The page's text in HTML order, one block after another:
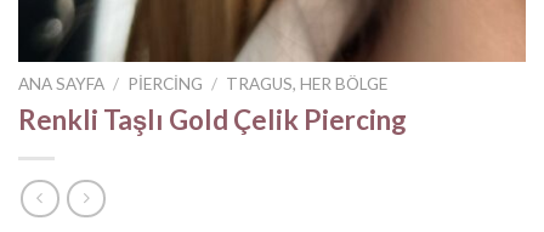
ANA SAYFA / PIERCING / TRAGUS, HER BÖLGE
Renkli Taşlı Gold Çelik Piercing